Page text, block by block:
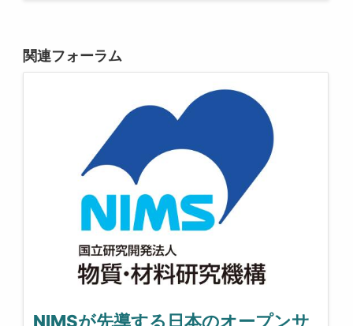
関連フォーラム
NIMSが先導する日本のオープンサ